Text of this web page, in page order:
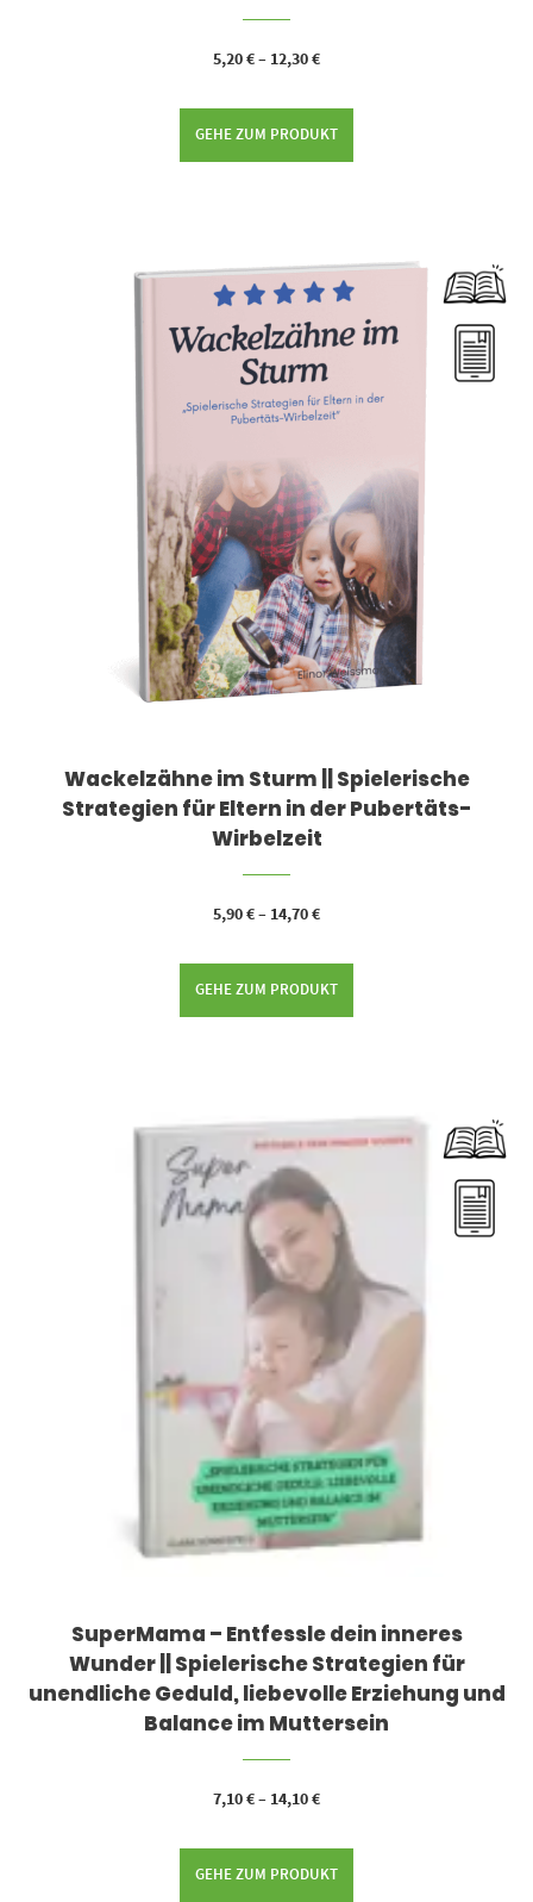
5,20€– 12,30€
GEHE ZUM PRODUKT
Wackelzähne im Sturm || Spielerische
Strategien für Eltern in der Pubertäts-
Wirbelzeit
5,90€– 14,70€
GEHE ZUM PRODUKT
SuperMama – Entfessle dein inneres
Wunder || Spielerische Strategien für
unendliche Geduld, liebevolle Erziehung und
Balance im Muttersein
7,10€– 14,10€
GEHE ZUM PRODUKT